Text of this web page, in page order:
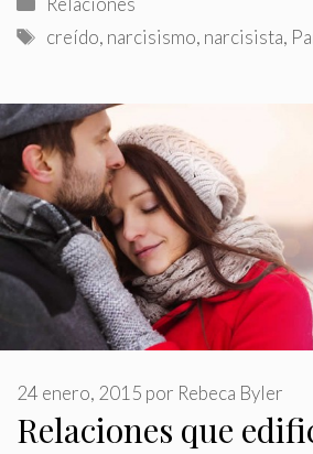
Etiquetas
creído, narcisismo, narcisista,
Relaciones que
24 enero, 2015 por Rebeca Byler